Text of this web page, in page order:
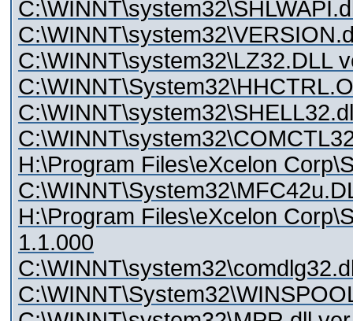
C:\WINNT\system32\LZ32.DLL
H:\Program Files\eXcelon
H:\Program Files\eXcelon
1.1.000